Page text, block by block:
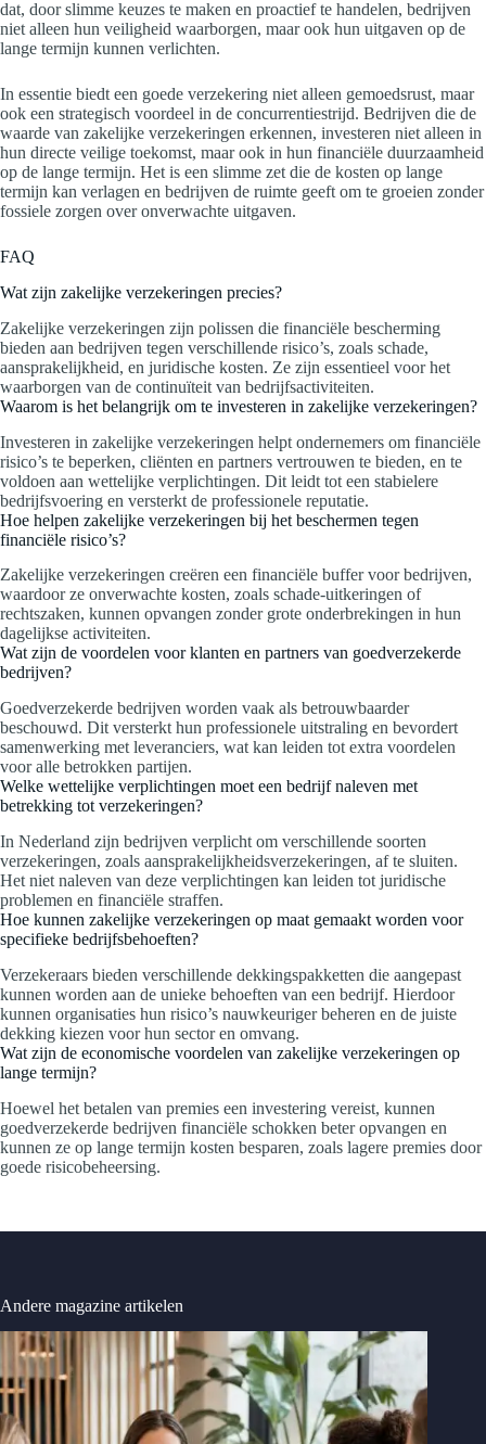
dat, door slimme keuzes te maken en proactief te handelen, bedrijven
niet alleen hun veiligheid waarborgen, maar ook hun uitgaven op de
lange termijn kunnen verlichten.
In essentie biedt een goede verzekering niet alleen gemoedsrust, maar
ook een strategisch voordeel in de concurrentiestrijd. Bedrijven die de
waarde van zakelijke verzekeringen erkennen, investeren niet alleen in
hun directe veilige toekomst, maar ook in hun financiële duurzaamheid
op de lange termijn. Het is een slimme zet die de kosten op lange
termijn kan verlagen en bedrijven de ruimte geeft om te groeien zonder
fossiele zorgen over onverwachte uitgaven.
FAQ
Wat zijn zakelijke verzekeringen precies?
Zakelijke verzekeringen zijn polissen die financiële bescherming
bieden aan bedrijven tegen verschillende risico’s, zoals schade,
aansprakelijkheid, en juridische kosten. Ze zijn essentieel voor het
waarborgen van de continuïteit van bedrijfsactiviteiten.
Waarom is het belangrijk om te investeren in zakelijke verzekeringen?
Investeren in zakelijke verzekeringen helpt ondernemers om financiële
risico’s te beperken, cliënten en partners vertrouwen te bieden, en te
voldoen aan wettelijke verplichtingen. Dit leidt tot een stabielere
bedrijfsvoering en versterkt de professionele reputatie.
Hoe helpen zakelijke verzekeringen bij het beschermen tegen
financiële risico’s?
Zakelijke verzekeringen creëren een financiële buffer voor bedrijven,
waardoor ze onverwachte kosten, zoals schade-uitkeringen of
rechtszaken, kunnen opvangen zonder grote onderbrekingen in hun
dagelijkse activiteiten.
Wat zijn de voordelen voor klanten en partners van goedverzekerde
bedrijven?
Goedverzekerde bedrijven worden vaak als betrouwbaarder
beschouwd. Dit versterkt hun professionele uitstraling en bevordert
samenwerking met leveranciers, wat kan leiden tot extra voordelen
voor alle betrokken partijen.
Welke wettelijke verplichtingen moet een bedrijf naleven met
betrekking tot verzekeringen?
In Nederland zijn bedrijven verplicht om verschillende soorten
verzekeringen, zoals aansprakelijkheidsverzekeringen, af te sluiten.
Het niet naleven van deze verplichtingen kan leiden tot juridische
problemen en financiële straffen.
Hoe kunnen zakelijke verzekeringen op maat gemaakt worden voor
specifieke bedrijfsbehoeften?
Verzekeraars bieden verschillende dekkingspakketten die aangepast
kunnen worden aan de unieke behoeften van een bedrijf. Hierdoor
kunnen organisaties hun risico’s nauwkeuriger beheren en de juiste
dekking kiezen voor hun sector en omvang.
Wat zijn de economische voordelen van zakelijke verzekeringen op
lange termijn?
Hoewel het betalen van premies een investering vereist, kunnen
goedverzekerde bedrijven financiële schokken beter opvangen en
kunnen ze op lange termijn kosten besparen, zoals lagere premies door
goede risicobeheersing.
Andere magazine artikelen